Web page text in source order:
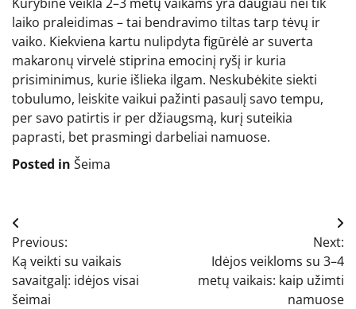
laiko praleidimas – tai bendravimo tiltas tarp tėvų ir
vaiko. Kiekviena kartu nulipdyta figūrėlė ar suverta
makaronų virvelė stiprina emocinį ryšį ir kuria
prisiminimus, kurie išlieka ilgam. Neskubėkite siekti
tobulumo, leiskite vaikui pažinti pasaulį savo tempu,
per savo patirtis ir per džiaugsmą, kurį suteikia
paprasti, bet prasmingi darbeliai namuose.
Posted in Šeima
Navigacija
tarp
įrašų
Previous:
Ką veikti su vaikais
savaitgalį: idėjos visai
šeimai
Next:
Idėjos veikloms su 3–4
metų vaikais: kaip užimti
namuose